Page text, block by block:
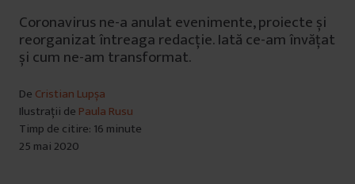
Coronavirus ne-a anulat evenimente, proiecte și
reorganizat întreaga redacție. Iată ce-am învățat
și cum ne-am transformat.
De Cristian Lupșa
Ilustrații de Paula Rusu
Timp de citire: 16 minute
25 mai 2020